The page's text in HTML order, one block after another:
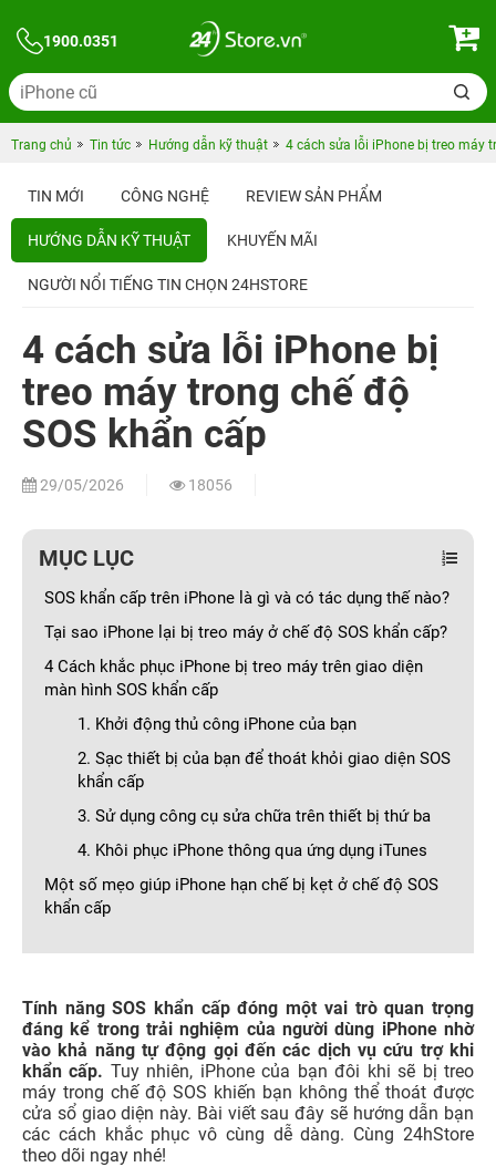
1900.0351
Trang chủ Tin tức Hướng dẫn kỹ thuật 4 cách sửa lỗi iPhone bị treo máy
TIN MỚI CÔNG NGHỆ REVIEW SẢN PHẨM
HƯỚNG DẪN KỸ THUẬT KHUYẾN MÃI
NGƯỜI NỔI TIẾNG TIN CHỌN 24HSTORE
4 cách sửa lỗi iPhone bị
treo máy trong chế độ
SOS khẩn cấp
29/05/2026 18056
MỤC LỤC
SOS khẩn cấp trên iPhone là gì và có tác dụng thế nào?
Tại sao iPhone lại bị treo máy ở chế độ SOS khẩn cấp?
4 Cách khắc phục iPhone bị treo máy trên giao diện
màn hình SOS khẩn cấp
1. Khởi động thủ công iPhone của bạn
2. Sạc thiết bị của bạn để thoát khỏi giao diện SOS
khẩn cấp
3. Sử dụng công cụ sửa chữa trên thiết bị thứ ba
4. Khôi phục iPhone thông qua ứng dụng iTunes
Một số mẹo giúp iPhone hạn chế bị kẹt ở chế độ SOS
khẩn cấp
Tính năng SOS khẩn cấp đóng một vai trò quan trọng
đáng kể trong trải nghiệm của người dùng iPhone nhờ
vào khả năng tự động gọi đến các dịch vụ cứu trợ khi
khẩn cấp. Tuy nhiên, iPhone của bạn đôi khi sẽ bị treo
máy trong chế độ SOS khiến bạn không thể thoát được
cửa sổ giao diện này. Bài viết sau đây sẽ hướng dẫn bạn
các cách khắc phục vô cùng dễ dàng. Cùng 24hStore
theo dõi ngay nhé!